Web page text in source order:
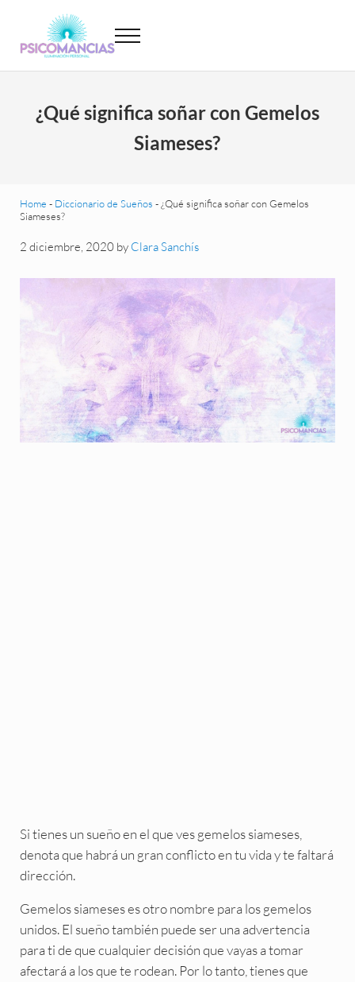
Psicomancias
Menu
¿Qué significa soñar con Gemelos
Siameses?
Home - Diccionario de Sueños -¿Qué significa soñar con Gemelos
Siameses?
2 diciembre, 2020 by Clara Sanchís
Si tienes un sueño en el que ves gemelos siameses,
denota que habrá un gran conflicto en tu vida y te faltará
dirección.
Gemelos siameses es otro nombre para los gemelos
unidos. El sueño también puede ser una advertencia
para ti de que cualquier decisión que vayas a tomar
afectará a los que te rodean. Por lo tanto, tienes que